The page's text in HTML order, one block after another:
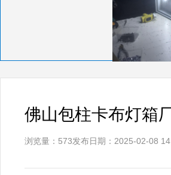
佛山包柱卡布灯箱
浏览量：573发布日期：2025-02-08